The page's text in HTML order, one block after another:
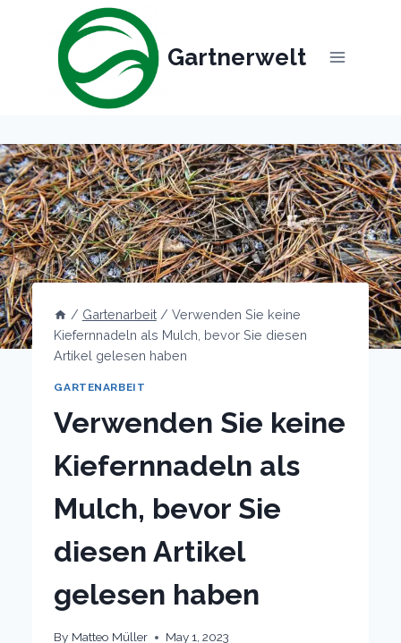
Gartnerwelt
/ Gartenarbeit / Verwenden Sie keine
Kiefernnadeln als Mulch, bevor Sie diesen
Artikel gelesen haben
GARTENARBEIT
Verwenden Sie keine
Kiefernnadeln als
Mulch, bevor Sie
diesen Artikel
gelesen haben
By Matteo Müller May 1, 2023